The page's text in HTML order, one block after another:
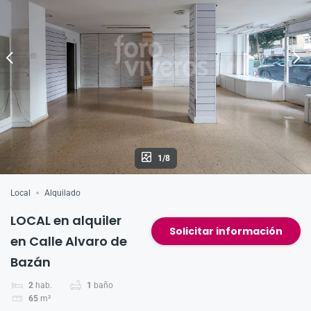
p
o
k
1/8
Local Alquilado
LOCAL en alquiler
en Calle Alvaro de
Bazán
2 hab. 1 baño
65 m²
Solicitar información